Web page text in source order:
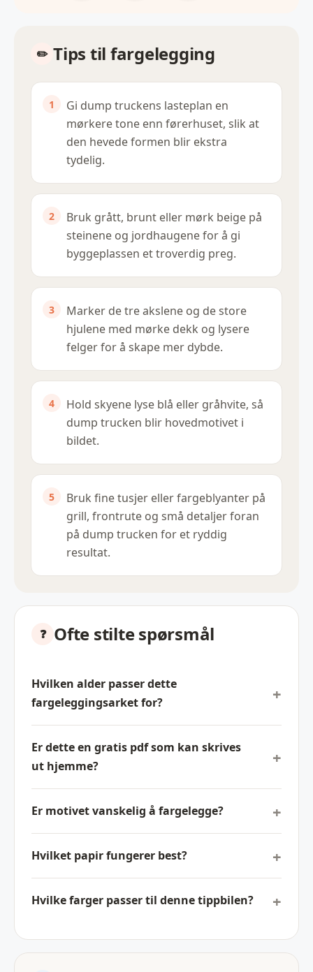
Tips til fargelegging
Gi dump truckens lasteplan en
mørkere tone enn førerhuset, slik at
den hevede formen blir ekstra
tydelig.
Bruk grått, brunt eller mørk beige på
steinene og jordhaugene for å gi
byggeplassen et troverdig preg.
Marker de tre akslene og de store
hjulene med mørke dekk og lysere
felger for å skape mer dybde.
Hold skyene lyse blå eller gråhvite, så
dump trucken blir hovedmotivet i
bildet.
Bruk fine tusjer eller fargeblyanter på
grill, frontrute og små detaljer foran
på dump trucken for et ryddig
resultat.
Ofte stilte spørsmål
Hvilken alder passer dette
fargeleggingsarket for?
Er dette en gratis pdf som kan skrives
ut hjemme?
Er motivet vanskelig å fargelegge?
Hvilket papir fungerer best?
Hvilke farger passer til denne tippbilen?